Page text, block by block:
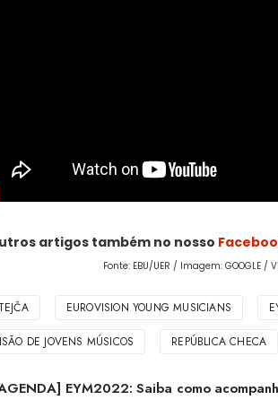
artigos também no nosso
Fonte: EBU/UER / Imagem: GOOGLE /
EUROVISION YOUNG MUSICIANS
DE JOVENS MÚSICOS REPÚBLICA CHECA
EYM2022: Saiba como